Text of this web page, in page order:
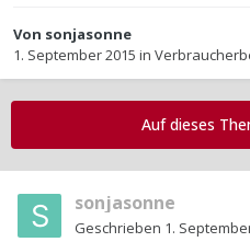
Von sonjasonne
1. September 2015 in
Auf dieses
sonjasonne
Geschrieben 1.